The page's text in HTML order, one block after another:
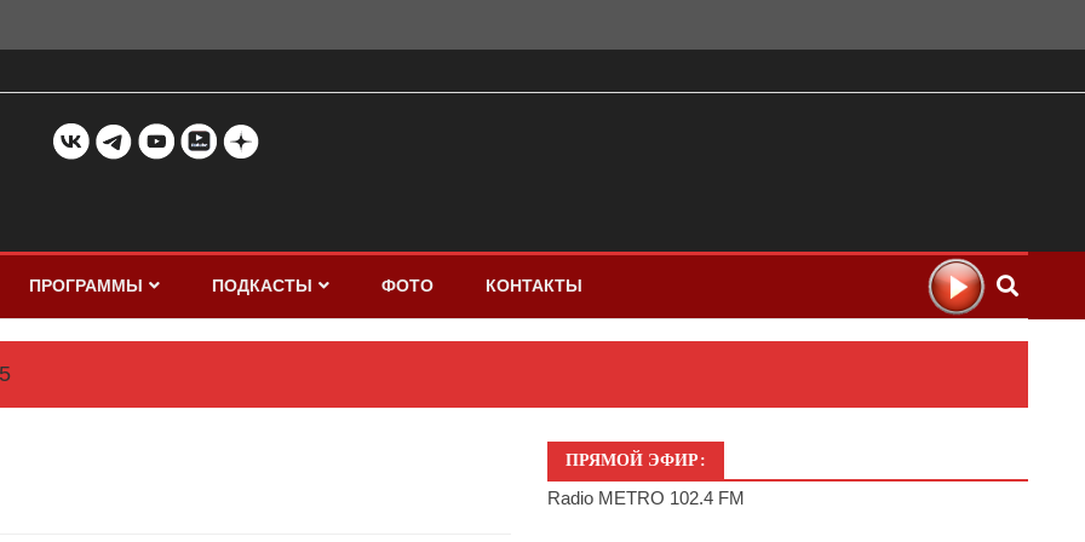
ПРОГРАММЫ ПОДКАСТЫ ФОТО КОНТАКТЫ
ПРЯМОЙ ЭФИР:
Radio METRO 102.4 FM